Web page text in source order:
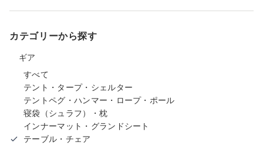
カテゴリーから探す
ギア
すべて
テント・タープ・シェルター
テントペグ・ハンマー・ロープ・ポール
寝袋（シュラフ）・枕
インナーマット・グランドシート
テーブル・チェア